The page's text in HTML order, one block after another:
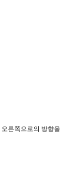
오른쪽으로의 방향을